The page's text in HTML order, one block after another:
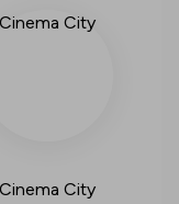
Cinema City